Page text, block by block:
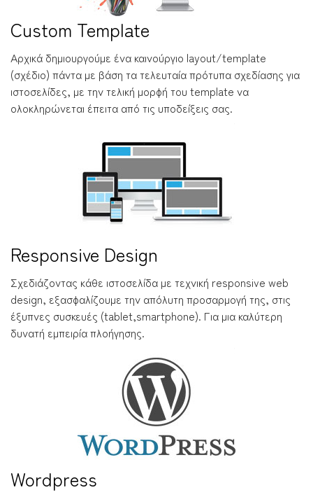
Custom Template
Αρχικά δημιουργούμε ένα καινούργιο layout/template
(σχέδιο) πάντα με βάση τα τελευταία πρότυπα σχεδίασης για
ιστοσελίδες, με την τελική μορφή του template να
ολοκληρώνεται έπειτα από τις υποδείξεις σας.
Responsive Design
Σχεδιάζοντας κάθε ιστοσελίδα με τεχνική responsive web
design, εξασφαλίζουμε την απόλυτη προσαρμογή της, στις
έξυπνες συσκευές (tablet,smartphone). Για μια καλύτερη
δυνατή εμπειρία πλοήγησης.
Wordpress